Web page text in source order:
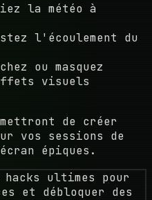
la météo à
l'écoulement du
ou masquez
visuels
de créer
vos sessions de
épiques.